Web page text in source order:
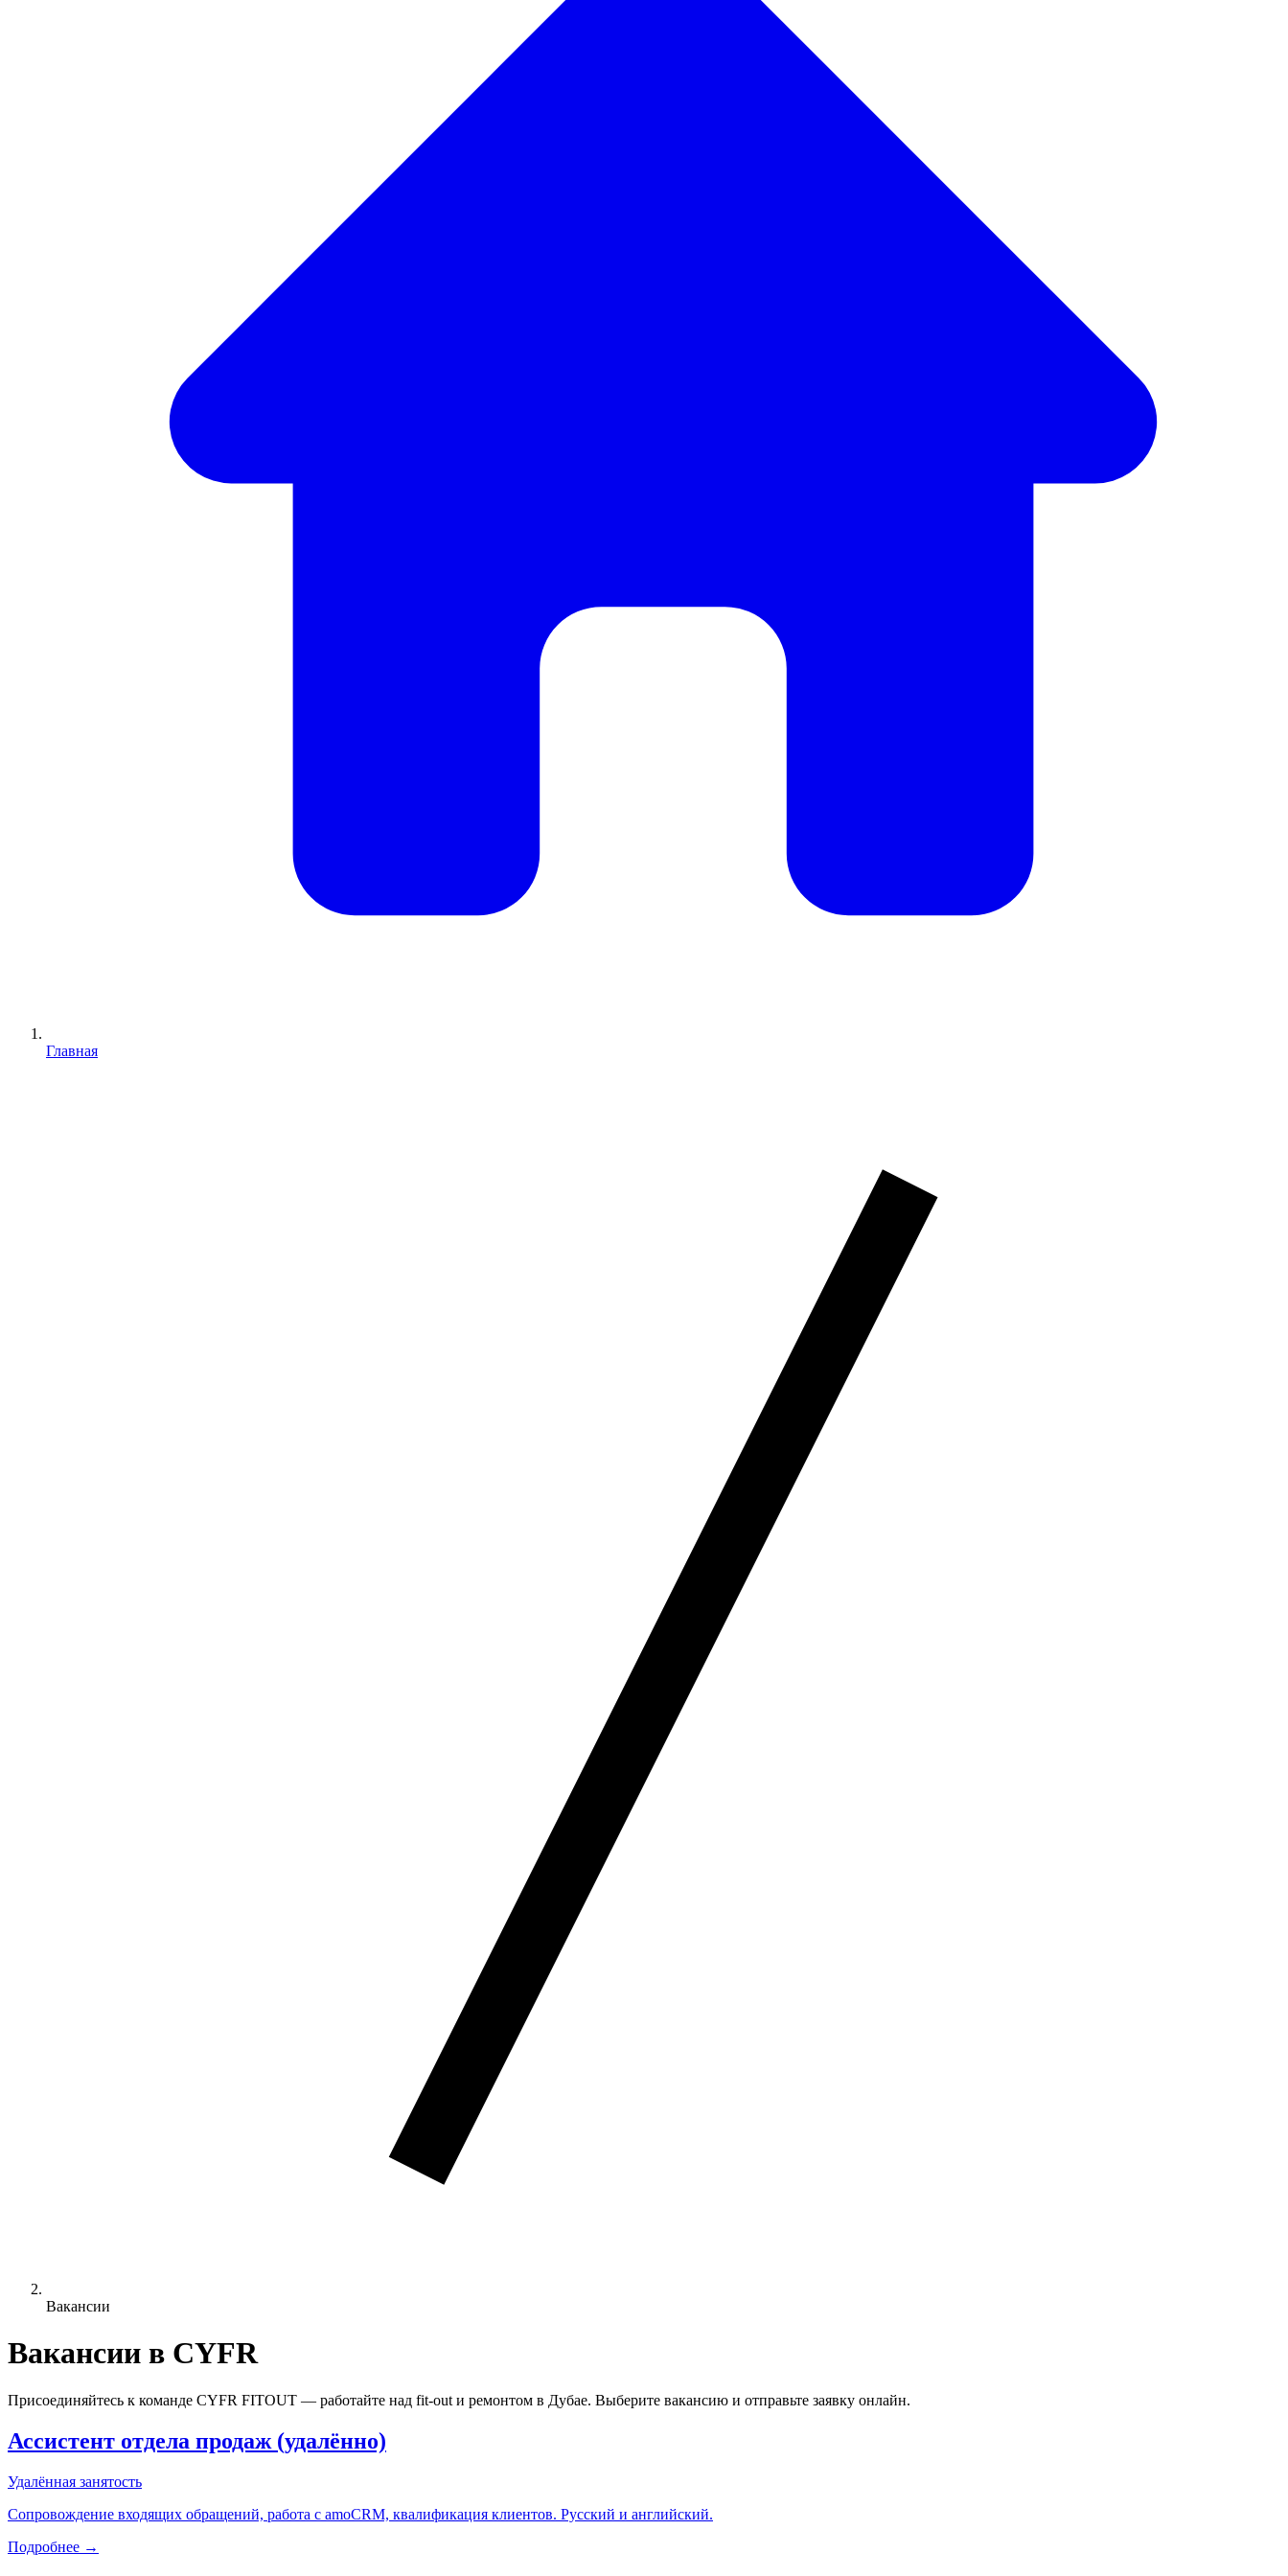
Главная
Вакансии
Вакансии в CYFR
Присоединяйтесь к команде CYFR FITOUT — работайте над fit-out и ремонтом в Дубае. Выберите вакансию и отправьте заявку онлайн.
Ассистент отдела продаж (удалённо)
Удалённая занятость
Сопровождение входящих обращений, работа с amoCRM, квалификация клиентов. Русский и английский.
Подробнее →